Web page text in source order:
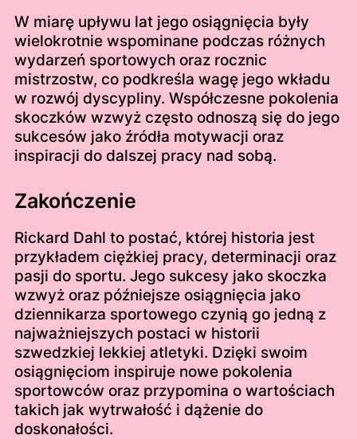
W miarę upływu lat jego osiągnięcia były
wielokrotnie wspominane podczas różnych
wydarzeń sportowych oraz rocznic
mistrzostw, co podkreśla wagę jego wkładu
w rozwój dyscypliny. Współczesne pokolenia
skoczków wzwyż często odnoszą się do jego
sukcesów jako źródła motywacji oraz
inspiracji do dalszej pracy nad sobą.
Zakończenie
Rickard Dahl to postać, której historia jest
przykładem ciężkiej pracy, determinacji oraz
pasji do sportu. Jego sukcesy jako skoczka
wzwyż oraz późniejsze osiągnięcia jako
dziennikarza sportowego czynią go jedną z
najważniejszych postaci w historii
szwedzkiej lekkiej atletyki. Dzięki swoim
osiągnięciom inspiruje nowe pokolenia
sportowców oraz przypomina o wartościach
takich jak wytrwałość i dążenie do
doskonałości.